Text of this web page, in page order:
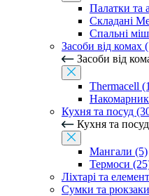
Палатки та
Складані
Спальні
Засоби від комах
Засоби від
Thermacell
Кухня та посуд
Кухня та
Мангали (5)
Термоси
Ліхтарі та
Сумки та